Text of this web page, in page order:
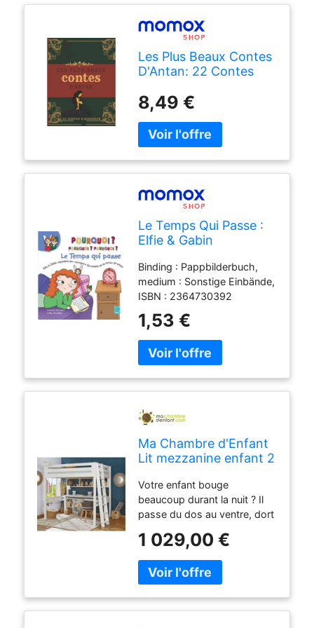
Les Plus Beaux Contes
D'Antan: 22 Contes
Dans Une Seule Oeuvre
Tous Les Classiques
D'Andersen Pour Que
Vos Enfants
Connaissent Les Jolies
Histoires Du Temps
Passé
8,49 €
Le Temps Qui Passe :
Elfie & Gabin
Pourquoi Des Enfants
Sur Le Temps Qui
Passe
Binding : Pappbilderbuch,
medium : Sonstige Einbände,
ISBN : 2364730392
1,53 €
Ma Chambre d'Enfant
Lit mezzanine enfant 2
140x190
cm/Opt:Echelle petit
côté
Votre enfant bouge
beaucoup durant la nuit ? Il
passe du dos au ventre, dort
S’il est à l’étroit dans son lit
de grand, il est temps d’opter
pour un lit 2 places. Solide et
robuste, le lit mezzanine Fynn
va accompagner ses nuits
1 029,00 €